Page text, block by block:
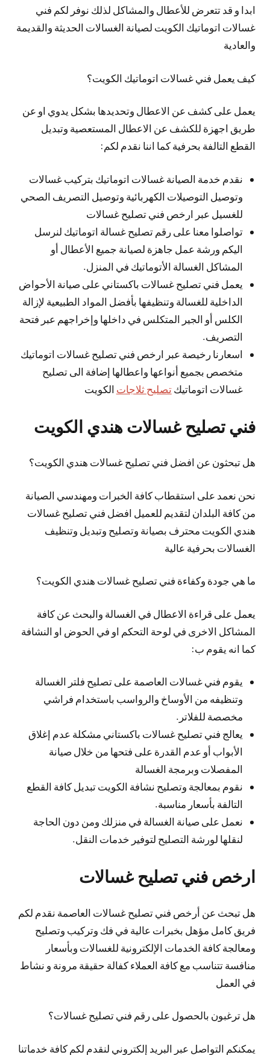
ابدا و قد تتعرض للأعطال والمشاكل لذلك نوفر لكم فني
غسالات اتوماتيك الكويت لصيانة الغسالات الحديثة والقديمة
والعادية
كيف يعمل فني غسالات اتوماتيك الكويت؟
يعمل على كشف عن الاعطال وتحديدها بشكل يدوي او عن
طريق اجهزة للكشف عن الاعطال المستعصية وتبديل
القطع التالفة بحرفية كما اننا نقدم لكم:
نقدم خدمة الصيانة غسالات اتوماتيك بتركيب غسالات
وتوصيل التوصيلات الكهربائية وتوصيل التصريف الصحي
للغسيل عبر ارخص فني تصليح غسالات
تواصلوا معنا على رقم تصليح غسالة اتوماتيك لنرسل
اليكم ورشة عمل جاهزة لصيانة جميع الأعطال أو
المشاكل الغسالة الأتوماتيك في المنزل.
يعمل فني تصليح غسالات باكستاني على صيانة الأحواض
الداخلية للغسالة وتنظيفها بأفضل المواد الطبيعية لإزالة
الكلس أو الجير المتكلس في داخلها وإخراجهم عبر فتحة
التصريف.
اسعارنا رخيصة عبر ارخص فني تصليح غسالات اتوماتيك
متخصص بجميع أنواعها واعطالها إضافة الى تصليح
غسالات اتوماتيكتصليح ثلاجات الكويت
فني تصليح غسالات هندي الكويت
هل تبحثون عن افضل فني تصليح غسالات هندي الكويت؟
نحن نعمد على استقطاب كافة الخبرات ومهندسي الصيانة
من كافة البلدان لتقديم للعميل افضل فني تصليح غسالات
هندي الكويت محترف بصيانة وتصليح وتبديل وتنظيف
الغسالات بحرفية عالية
ما هي جودة وكفاءة فني تصليح غسالات هندي الكويت؟
يعمل على قراءة الاعطال في الغسالة والبحث عن كافة
المشاكل الاخرى في لوحة التحكم او في الحوض او النشافة
كما انه يقوم ب:
يقوم فني غسالات العاصمة على تصليح فلتر الغسالة
وتنظيفه من الأوساخ والرواسب باستخدام فراشي
مخصصة للفلاتر.
يعالج فني تصليح غسالات باكستاني مشكلة عدم إغلاق
الأبواب أو عدم القدرة على فتحها من خلال صيانة
المفصلات وبرمجة الغسالة
نقوم بمعالجة وتصليح نشافة الكويت تبديل كافة القطع
التالفة بأسعار مناسبة.
نعمل على صيانة الغسالة في منزلك ومن دون الحاجة
لنقلها لورشة التصليح لتوفير خدمات النقل.
ارخص فني تصليح غسالات
هل تبحث عن أرخص فني تصليح غسالات العاصمة نقدم لكم
فريق كامل مؤهل بخبرات عالية في فك وتركيب وتصليح
ومعالجة كافة الخدمات الإلكترونية للغسالات وبأسعار
منافسة تتناسب مع كافة العملاء كفالة حقيقة مرونة و نشاط
في العمل
هل ترغبون بالحصول على رقم فني تصليح غسالات؟
يمكنكم التواصل عبر البريد إلكتروني لنقدم لكم كافة خدماتنا